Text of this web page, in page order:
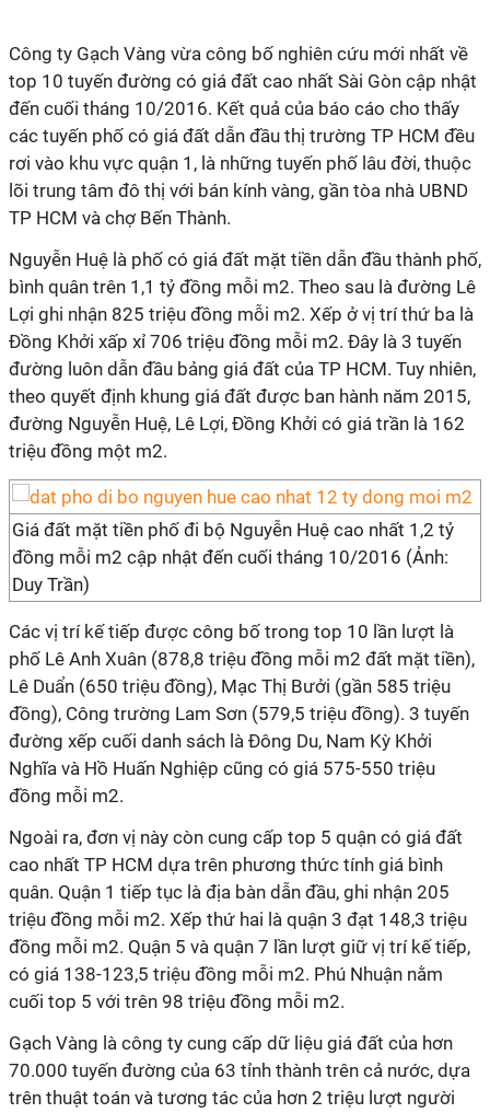
Công ty Gạch Vàng vừa công bố nghiên cứu mới nhất về
top 10 tuyến đường có giá đất cao nhất Sài Gòn cập nhật
đến cuối tháng 10/2016. Kết quả của báo cáo cho thấy
các tuyến phố có giá đất dẫn đầu thị trường TP HCM đều
rơi vào khu vực quận 1, là những tuyến phố lâu đời, thuộc
lõi trung tâm đô thị với bán kính vàng, gần tòa nhà UBND
TP HCM và chợ Bến Thành.
Nguyễn Huệ là phố có giá đất mặt tiền dẫn đầu thành phố,
bình quân trên 1,1 tỷ đồng mỗi m2. Theo sau là đường Lê
Lợi ghi nhận 825 triệu đồng mỗi m2. Xếp ở vị trí thứ ba là
Đồng Khởi xấp xỉ 706 triệu đồng mỗi m2. Đây là 3 tuyến
đường luôn dẫn đầu bảng giá đất của TP HCM. Tuy nhiên,
theo quyết định khung giá đất được ban hành năm 2015,
đường Nguyễn Huệ, Lê Lợi, Đồng Khởi có giá trần là 162
triệu đồng một m2.
Giá đất mặt tiền phố đi bộ Nguyễn Huệ cao nhất 1,2 tỷ
đồng mỗi m2 cập nhật đến cuối tháng 10/2016 (Ảnh:
Duy Trần)
Các vị trí kế tiếp được công bố trong top 10 lần lượt là
phố Lê Anh Xuân (878,8 triệu đồng mỗi m2 đất mặt tiền),
Lê Duẩn (650 triệu đồng), Mạc Thị Bưởi (gần 585 triệu
đồng), Công trường Lam Sơn (579,5 triệu đồng). 3 tuyến
đường xếp cuối danh sách là Đông Du, Nam Kỳ Khởi
Nghĩa và Hồ Huấn Nghiệp cũng có giá 575-550 triệu
đồng mỗi m2.
Ngoài ra, đơn vị này còn cung cấp top 5 quận có giá đất
cao nhất TP HCM dựa trên phương thức tính giá bình
quân. Quận 1 tiếp tục là địa bàn dẫn đầu, ghi nhận 205
triệu đồng mỗi m2. Xếp thứ hai là quận 3 đạt 148,3 triệu
đồng mỗi m2. Quận 5 và quận 7 lần lượt giữ vị trí kế tiếp,
có giá 138-123,5 triệu đồng mỗi m2. Phú Nhuận nằm
cuối top 5 với trên 98 triệu đồng mỗi m2.
Gạch Vàng là công ty cung cấp dữ liệu giá đất của hơn
70.000 tuyến đường của 63 tỉnh thành trên cả nước, dựa
trên thuật toán và tương tác của hơn 2 triệu lượt người